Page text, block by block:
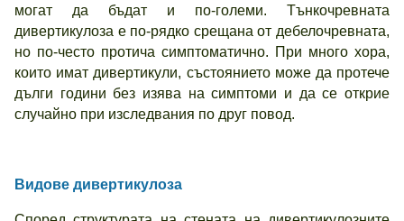
могат да бъдат и по-големи. Тънкочревната
дивертикулоза е по-рядко срещана от дебелочревната,
но по-често протича симптоматично. При много хора,
които имат дивертикули, състоянието може да протече
дълги години без изява на симптоми и да се открие
случайно при изследвания по друг повод.
Видове дивертикулоза